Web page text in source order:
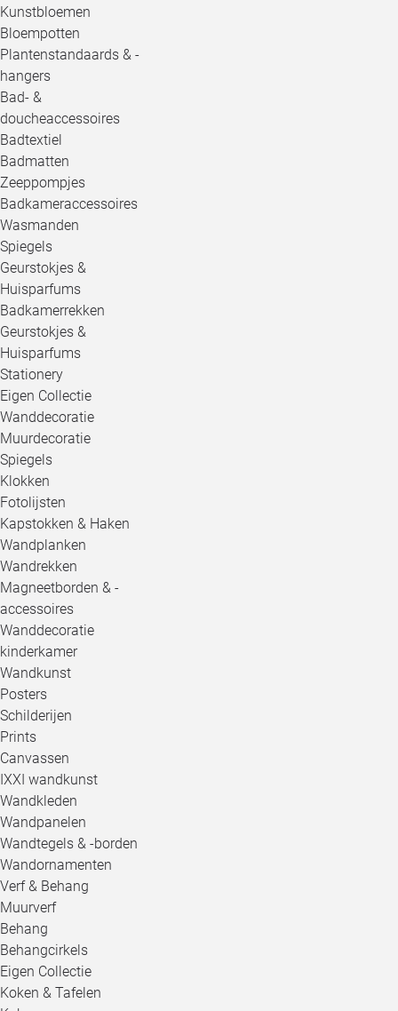
Kunstbloemen
Bloempotten
Plantenstandaards & -
hangers
Bad- &
doucheaccessoires
Badtextiel
Badmatten
Zeeppompjes
Badkameraccessoires
Wasmanden
Spiegels
Geurstokjes &
Huisparfums
Badkamerrekken
Geurstokjes &
Huisparfums
Stationery
Eigen Collectie
Wanddecoratie
Muurdecoratie
Spiegels
Klokken
Fotolijsten
Kapstokken & Haken
Wandplanken
Wandrekken
Magneetborden & -
accessoires
Wanddecoratie
kinderkamer
Wandkunst
Posters
Schilderijen
Prints
Canvassen
IXXI wandkunst
Wandkleden
Wandpanelen
Wandtegels & -borden
Wandornamenten
Verf & Behang
Muurverf
Behang
Behangcirkels
Eigen Collectie
Koken & Tafelen